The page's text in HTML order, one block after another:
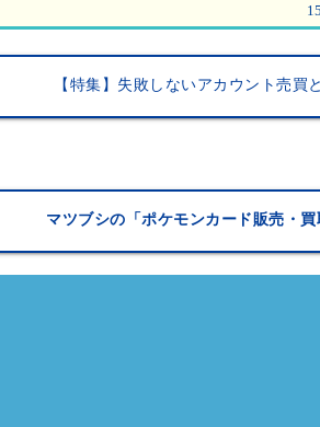
【特集】失敗しないアカウント売買
マツブシの「ポケモンカード販売・買